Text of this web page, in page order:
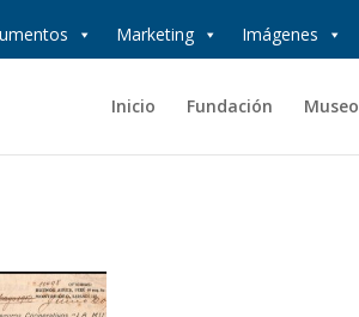
Marketing Imágenes
Inicio Fundación Museo